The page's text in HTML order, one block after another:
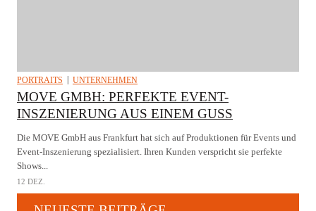
PORTRAITS UNTERNEHMEN
MOVE GMBH: PERFEKTE EVENT-
INSZENIERUNG AUS EINEM GUSS
Die MOVE GmbH aus Frankfurt hat sich auf Produktionen für Events und
Event-Inszenierung spezialisiert. Ihren Kunden verspricht sie perfekte
Shows...
12 DEZ.